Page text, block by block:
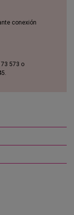
conexión
573 o